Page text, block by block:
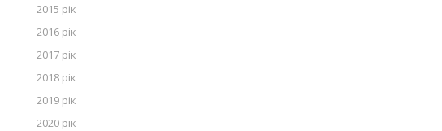
2015 рік
2016 рік
2017 рік
2018 рік
2019 рік
2020 рік